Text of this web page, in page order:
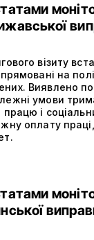
візиту
на
Виявлено
умови
і
оплату